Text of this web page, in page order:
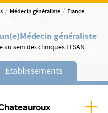
/ Médecin généraliste / France
Médecin généraliste
sein des cliniques ELSAN
Etablissements